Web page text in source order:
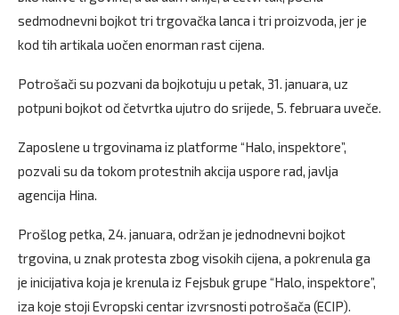
sedmodnevni bojkot tri trgovačka lanca i tri proizvoda, jer je
kod tih artikala uočen enorman rast cijena.
Potrošači su pozvani da bojkotuju u petak, 31. januara, uz
potpuni bojkot od četvrtka ujutro do srijede, 5. februara uveče.
Zaposlene u trgovinama iz platforme “Halo, inspektore”,
pozvali su da tokom protestnih akcija uspore rad, javlja
agencija Hina.
Prošlog petka, 24. januara, održan je jednodnevni bojkot
trgovina, u znak protesta zbog visokih cijena, a pokrenula ga
je inicijativa koja je krenula iz Fejsbuk grupe “Halo, inspektore”,
iza koje stoji Evropski centar izvrsnosti potrošača (ECIP).